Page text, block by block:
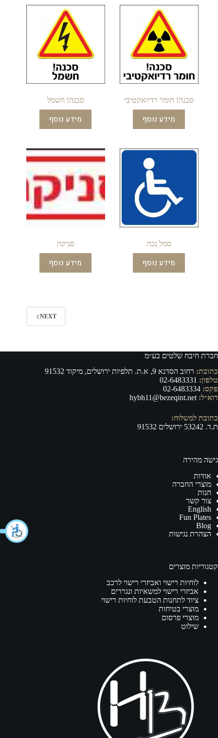
סכנה! חומר רדיואקטיבי
מידע נוסף
סכנה! חשמל
מידע נוסף
סמל נכה
מידע נוסף
סניקה
מידע נוסף
NEXT
חברת חיבח שלטים בע״מ
כתובת: רחוב הסדנא 9, א.ת. תלפיות ירושלים, מיקוד 91532
טלפון: 02-6483331
פקס:
דוא״ל: hybh11@bezeqint.net
כתובת למשלוח:
ת.ד. 53242 ירושלים 91532
גישה מהירה
אודות
מוצרי החברה
חנות
צור קשר
English
Fun Plates
Blog
הצהרת נגישות
קטגוריות מוצרים
לוחיות רישוי ואביזרי רישוי לרכב
אביזרי רישוי למשאיות ונגררים
ציוד לתחנות הטבעת לוחיות רישוי
מוצרי בטיחות
מוצרי פרסום
שילוט